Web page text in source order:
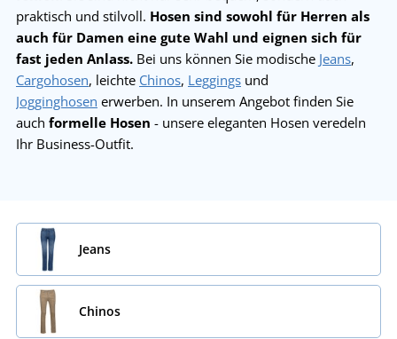
praktisch und stilvoll. Hosen sind sowohl für Herren als
auch für Damen eine gute Wahl und eignen sich für
fast jeden Anlass. Bei uns können Sie modische Jeans,
Cargohosen, leichte Chinos, Leggings und
Jogginghosen erwerben. In unserem Angebot finden Sie
auch formelle Hosen - unsere eleganten Hosen veredeln
Ihr Business-Outfit.
Jeans
Chinos